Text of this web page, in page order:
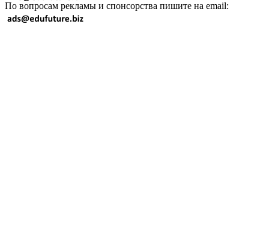
По вопросам рекламы и спонсорства пишите на email: